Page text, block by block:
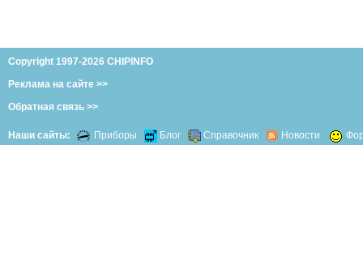
Copyright 1997-2026 CHIPINFO
Реклама на сайте >>
Обратная связь >>
Наши сайты: Приборы Блог Справочник Новости